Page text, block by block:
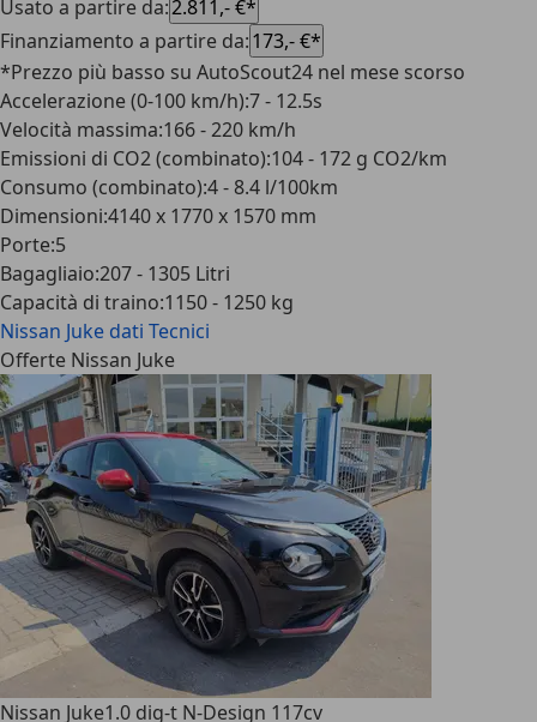
Usato a partire da:2.811,- €*
Finanziamento a partire da:173,- €*
*Prezzo più basso su AutoScout24 nel mese scorso
Accelerazione (0-100 km/h):7 - 12.5s
Velocità massima:166 - 220 km/h
Emissioni di CO2 (combinato):104 - 172 g CO2/km
Consumo (combinato):4 - 8.4 l/100km
Dimensioni:4140 x 1770 x 1570 mm
Porte:5
Bagagliaio:207 - 1305 Litri
Capacità di traino:1150 - 1250 kg
Nissan Juke dati Tecnici
Offerte Nissan Juke
Nissan Juke1.0 dig-t N-Design 117cv